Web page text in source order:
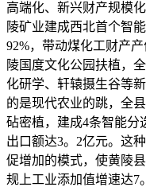
高端化、新兴财产规模
陵矿业建成西北首个智
92%，带动煤化工财产
陵国度文化公园扶植，
化研学、轩辕摄生谷等
的是现代农业的跳，全
砧密植，建成4条智能分
出口额达3。2亿元。这
促增加的模式，使黄陵
规上工业添加值增速达7